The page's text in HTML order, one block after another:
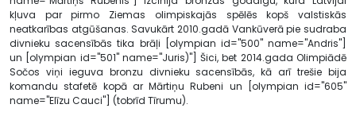
kļuva par pirmo Ziemas olimpiskajās spēlēs kopš valstiskās
neatkarības atgūšanas. Savukārt 2010.gadā Vankūverā pie sudraba
divnieku sacensībās tika brāļi [olympian id="500" name="Andris"]
un [olympian id="501" name="Juris)"] Šici, bet 2014.gada Olimpiādē
Sočos viņi ieguva bronzu divnieku sacensībās, kā arī trešie bija
komandu stafetē kopā ar Mārtiņu Rubeni un [olympian id="605"
name="Elīzu Cauci"] (tobrīd Tīrumu).